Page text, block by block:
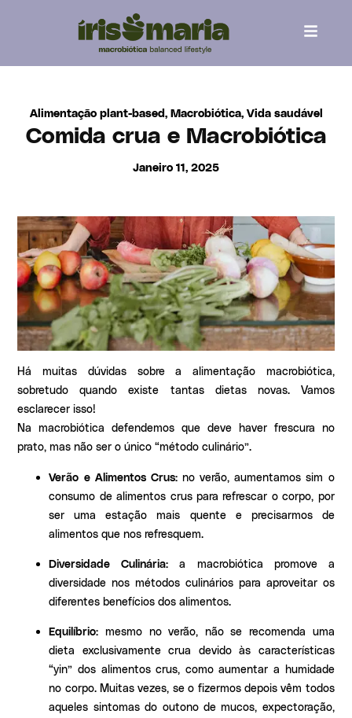
Alimentação plant-based, Macrobiótica, Vida saudável
Comida crua e Macrobiótica
Janeiro 11, 2025
Há muitas dúvidas sobre a alimentação macrobiótica,
sobretudo quando existe tantas dietas novas. Vamos
esclarecer isso!
Na macrobiótica defendemos que deve haver frescura no
prato, mas não ser o único “método culinário”.
Verão e Alimentos Crus:no verão, aumentamos sim o
consumo de alimentos crus para refrescar o corpo, por
ser uma estação mais quente e precisarmos de
alimentos que nos refresquem.
Diversidade Culinária: a macrobiótica promove a
diversidade nos métodos culinários para aproveitar os
diferentes benefícios dos alimentos.
Equilíbrio: mesmo no verão, não se recomenda uma
dieta exclusivamente crua devido às características
“yin” dos alimentos crus, como aumentar a humidade
no corpo. Muitas vezes, se o fizermosdepois vêm todos
aqueles sintomas do outono de mucos, expectoração,